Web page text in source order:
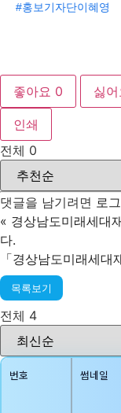
#홍보기자단이혜영
좋아요 0 싫어
인쇄
전체 0
댓글을 남기려면 로
« 경상남도미래세대
다.
「경상남도미래세
목록보기
전체 4
번호 썸네일